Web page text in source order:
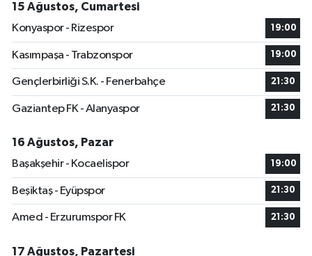
15 Ağustos, Cumartesi
Konyaspor - Rizespor
19:00
Kasımpaşa - Trabzonspor 19:00
Gençlerbirliği S.K. - Fenerbahçe 21:30
Gaziantep FK - Alanyaspor 21:30
16 Ağustos, Pazar
Başakşehir - Kocaelispor
19:00
Beşiktaş - Eyüpspor 21:30
Amed - Erzurumspor FK 21:30
17 Ağustos, Pazartesi